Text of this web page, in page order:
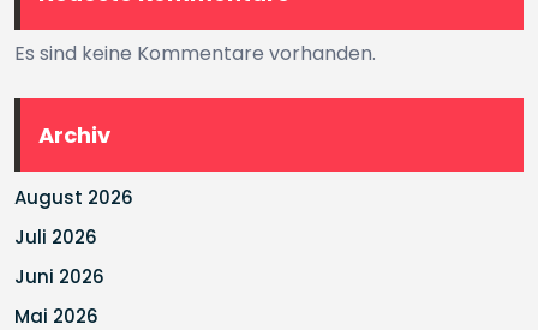
Es sind keine Kommentare vorhanden.
Archiv
August 2026
Juli 2026
Juni 2026
Mai 2026